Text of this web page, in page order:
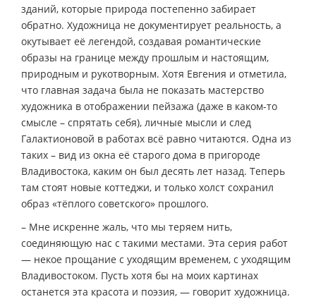
зданий, которые природа постепенно забирает
обратно. Художница не документирует реальность, а
окутывает её легендой, создавая романтические
образы на границе между прошлым и настоящим,
природным и рукотворным. Хотя Евгения и отметила,
что главная задача была не показать мастерство
художника в отображении пейзажа (даже в каком-то
смысле – спрятать себя), личные мысли и след
Галактионовой в работах всё равно читаются. Одна из
таких – вид из окна её старого дома в пригороде
Владивостока, каким он был десять лет назад. Теперь
там стоят новые коттеджи, и только холст сохранил
образ «тёплого советского» прошлого.
– Мне искренне жаль, что мы теряем нить,
соединяющую нас с такими местами. Эта серия работ
— некое прощание с уходящим временем, с уходящим
Владивостоком. Пусть хотя бы на моих картинах
останется эта красота и поэзия, — говорит художница.